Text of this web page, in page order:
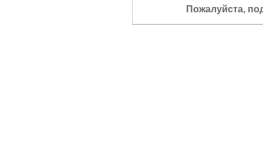
Пожалуйста,